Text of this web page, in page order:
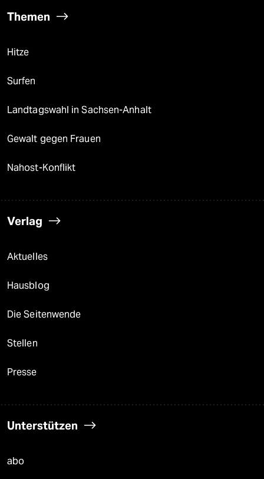
Themen
Hitze
Surfen
Landtagswahl in Sachsen-Anhalt
Gewalt gegen Frauen
Nahost-Konflikt
Verlag
Aktuelles
Hausblog
Die Seitenwende
Stellen
Presse
Unterstützen
abo